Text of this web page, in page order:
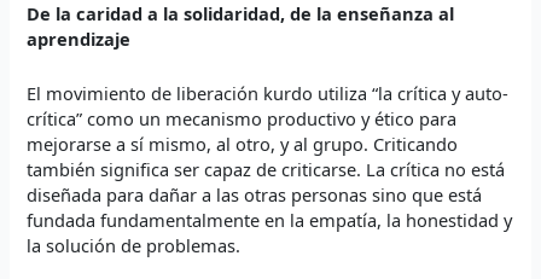
De la caridad a la solidaridad, de la enseñanza al
aprendizaje
El movimiento de liberación kurdo utiliza “la crítica y auto-
crítica” como un mecanismo productivo y ético para
mejorarse a sí mismo, al otro, y al grupo. Criticando
también significa ser capaz de criticarse. La crítica no está
diseñada para dañar a las otras personas sino que está
fundada fundamentalmente en la empatía, la honestidad y
la solución de problemas.